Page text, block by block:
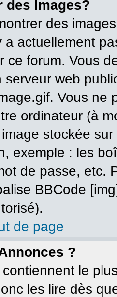
des Images?
des
a actuellement
ce forum. Vous
serveur web
Vous ne
ordinateur (à
stockée
exemple : les
de passe, etc.
BBCode
de page
?
le
les lire dès